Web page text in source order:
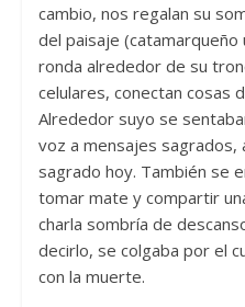
cambio, nos regalan su
del paisaje
ronda alrededor de su
celulares, conectan cosas
Alrededor suyo se
voz a mensajes sagrados,
sagrado hoy. También se
tomar mate y compartir
charla sombría de
decirlo, se colgaba por el
con la muerte.